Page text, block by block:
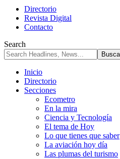
Directorio
Revista Digital
Contacto
Search
Inicio
Directorio
Secciones
Ecometro
En la mira
Ciencia y Tecnología
El tema de Hoy
Lo que tienes que saber
La aviación hoy día
Las plumas del turismo